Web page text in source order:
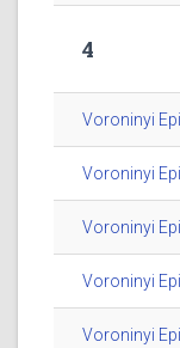
4
Voroninyi
Voroninyi
Voroninyi
Voroninyi
Voroninyi